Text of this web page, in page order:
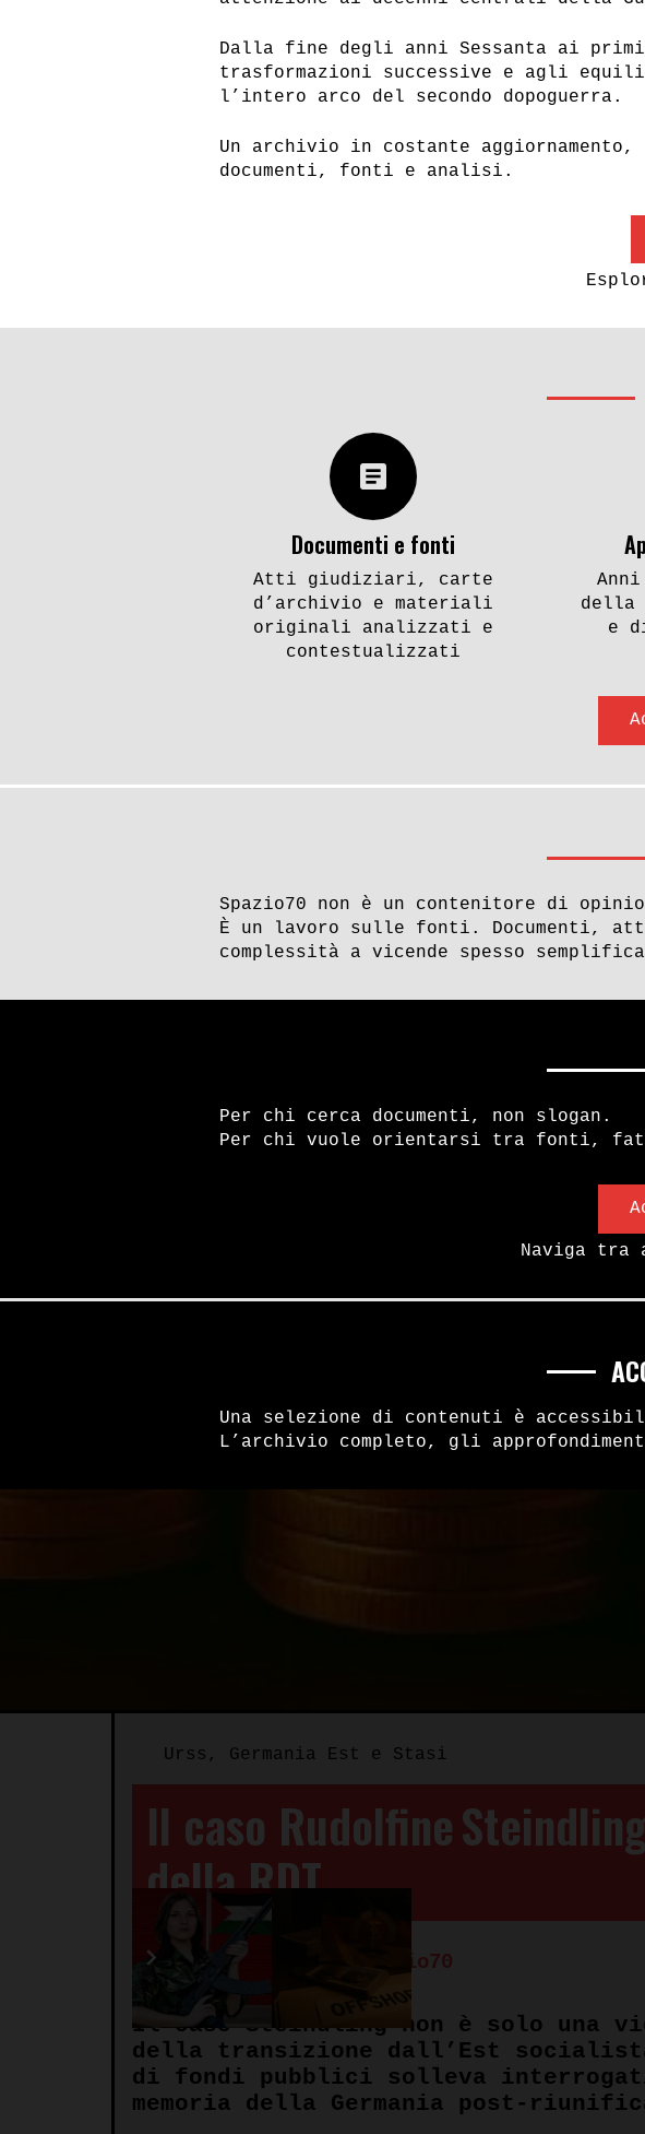
Urss, Germania Est e Stasi
Il caso Rudolfine
della RDT
Autore: Redazione Spazio70
Il caso Steindling non è solo una
della transizione dall’Est
di fondi pubblici solleva
memoria della Germania post-
Dalla fine degli anni Sessanta ai
trasformazioni successive e agli
l’intero arco del secondo dopoguerra.
Un archivio in costante
documenti, fonti e analisi.
article
Documenti e fonti
Atti giudiziari, carte
d’archivio e materiali
originali analizzati e
contestualizzati
della
e
Spazio70 non è un contenitore di
È un lavoro sulle fonti. Documenti,
complessità a vicende spesso
Per chi cerca documenti, non slogan.
Per chi vuole orientarsi tra fonti,
Naviga
Una selezione di contenuti è
L’archivio completo, gli